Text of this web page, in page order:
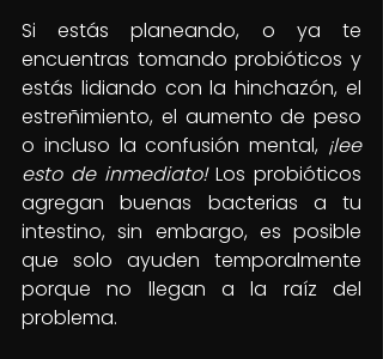
Si estás planeando, o ya te
encuentras tomando probióticos y
estás lidiando con la hinchazón, el
estreñimiento, el aumento de peso
o incluso la confusión mental, ¡lee
esto de inmediato! Los probióticos
agregan buenas bacterias a tu
intestino, sin embargo, es posible
que solo ayuden temporalmente
porque no llegan a la raíz del
problema.